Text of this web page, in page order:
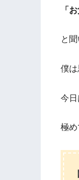
「
と
僕は
今
極